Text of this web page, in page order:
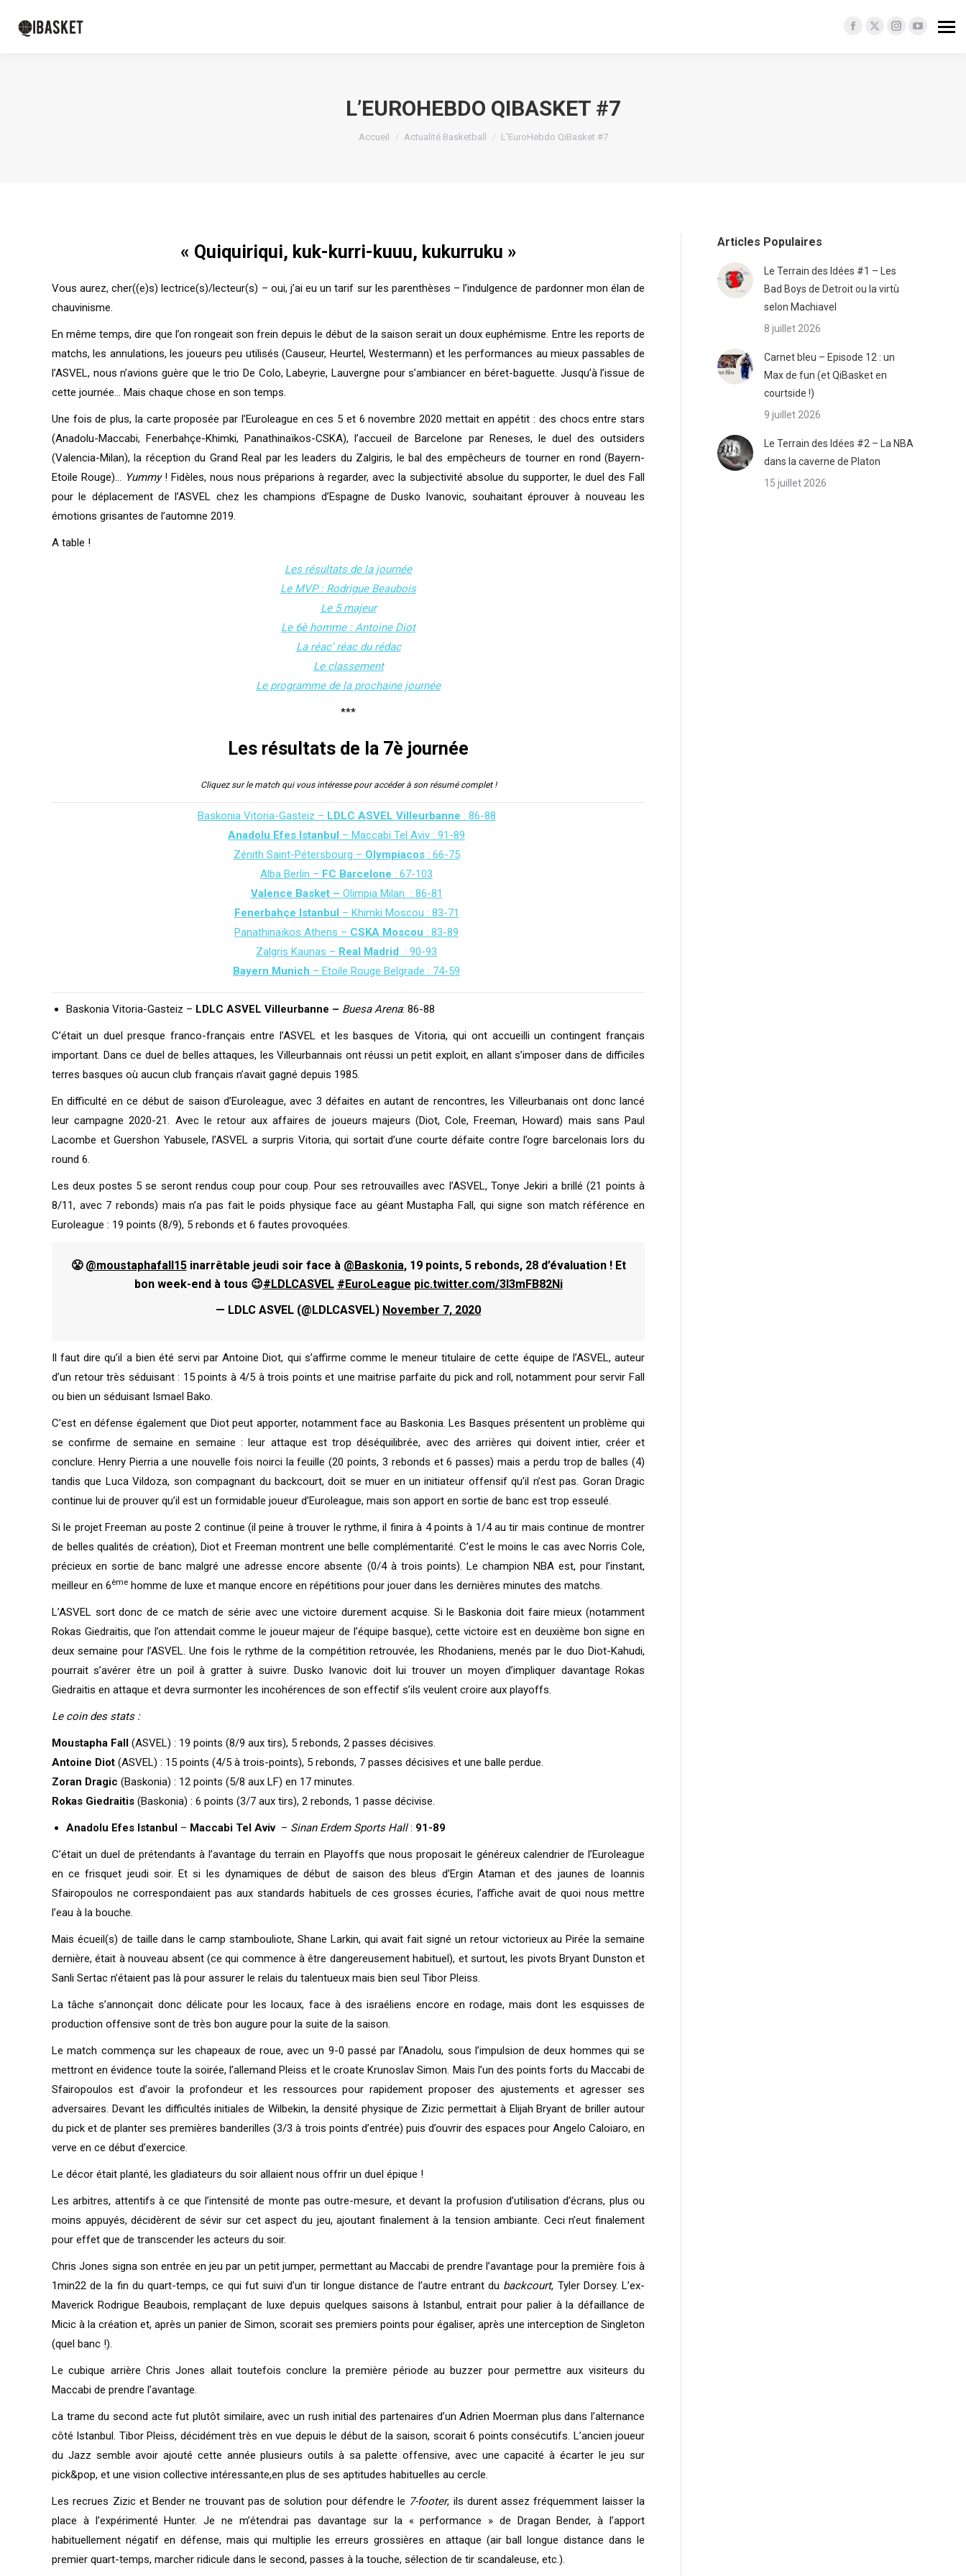
Facebook
X
Instagram
YouTube
L’EUROHEBDO QIBASKET #7
Vous êtes ici :
Accueil Actualité Basketball L’EuroHebdo QiBasket #7
« Quiquiriqui, kuk-kurri-kuuu, kukurruku »
Vous aurez, cher((e)s) lectrice(s)/lecteur(s) – oui, j’ai eu un tarif sur les parenthèses – l’indulgence de pardonner mon élan de
chauvinisme.
En même temps, dire que l’on rongeait son frein depuis le début de la saison serait un doux euphémisme. Entre les reports de
matchs, les annulations, les joueurs peu utilisés (Causeur, Heurtel, Westermann) et les performances au mieux passables de
l’ASVEL, nous n’avions guère que le trio De Colo, Labeyrie, Lauvergne pour s’ambiancer en béret-baguette. Jusqu’à l’issue de
cette journée… Mais chaque chose en son temps.
Une fois de plus, la carte proposée par l’Euroleague en ces 5 et 6 novembre 2020 mettait en appétit : des chocs entre stars
(Anadolu-Maccabi, Fenerbahçe-Khimki, Panathinaïkos-CSKA), l’accueil de Barcelone par Reneses, le duel des outsiders
(Valencia-Milan), la réception du Grand Real par les leaders du Zalgiris, le bal des empêcheurs de tourner en rond (Bayern-
Etoile Rouge)… Yummy! Fidèles, nous nous préparions à regarder, avec la subjectivité absolue du supporter, le duel des Fall
pour le déplacement de l’ASVEL chez les champions d’Espagne de Dusko Ivanovic, souhaitant éprouver à nouveau les
émotions grisantes de l’automne 2019.
A table !
Les résultats de la journée
Le MVP : Rodrigue Beaubois
Le 5 majeur
Le 6è homme : Antoine Diot
La réac’ réac du rédac
Le classement
Le programme de la prochaine journée
***
Les résultats de la 7è journée
Cliquez sur le match qui vous intéresse pour accéder à son résumé complet !
Baskonia Vitoria-Gasteiz – LDLC ASVEL Villeurbanne : 86-88
Anadolu Efes Istanbul – Maccabi Tel Aviv : 91-89
Zénith Saint-Pétersbourg – Olympiacos: 66-75
Alba Berlin – FC Barcelone : 67-103
Valence Basket – Olimpia Milan : 86-81
Fenerbahçe Istanbul – Khimki Moscou : 83-71
Panathinaïkos Athens – CSKA Moscou : 83-89
Zalgris Kaunas – Real Madrid : 90-93
Bayern Munich – Etoile Rouge Belgrade : 74-59
Baskonia Vitoria-Gasteiz – LDLC ASVEL Villeurbanne – Buesa Arena: 86-88
C’était un duel presque franco-français entre l’ASVEL et les basques de Vitoria, qui ont accueilli un contingent français
important. Dans ce duel de belles attaques, les Villeurbannais ont réussi un petit exploit, en allant s’imposer dans de difficiles
terres basques où aucun club français n’avait gagné depuis 1985.
En difficulté en ce début de saison d’Euroleague, avec 3 défaites en autant de rencontres, les Villeurbanais ont donc lancé
leur campagne 2020-21. Avec le retour aux affaires de joueurs majeurs (Diot, Cole, Freeman, Howard) mais sans Paul
Lacombe et Guershon Yabusele, l’ASVEL a surpris Vitoria, qui sortait d’une courte défaite contre l’ogre barcelonais lors du
round 6.
Les deux postes 5 se seront rendus coup pour coup. Pour ses retrouvailles avec l’ASVEL, Tonye Jekiri a brillé (21 points à
8/11, avec 7 rebonds) mais n’a pas fait le poids physique face au géant Mustapha Fall, qui signe son match référence en
Euroleague : 19 points (8/9), 5 rebonds et 6 fautes provoquées.
😤 @moustaphafall15inarrêtable jeudi soir face à @Baskonia, 19 points, 5 rebonds, 28 d’évaluation ! Et
bon week-end à tous 😉#LDLCASVEL #EuroLeague pic.twitter.com/3l3mFB82Ni
— LDLC ASVEL (@LDLCASVEL) November 7, 2020
Il faut dire qu’il a bien été servi par Antoine Diot, qui s’affirme comme le meneur titulaire de cette équipe de l’ASVEL, auteur
d’un retour très séduisant : 15 points à 4/5 à trois points et une maitrise parfaite du pick and roll, notamment pour servir Fall
ou bien un séduisant Ismael Bako.
C’est en défense également que Diot peut apporter, notamment face au Baskonia. Les Basques présentent un problème qui
se confirme de semaine en semaine : leur attaque est trop déséquilibrée, avec des arrières qui doivent intier, créer et
conclure. Henry Pierria a une nouvelle fois noirci la feuille (20 points, 3 rebonds et 6 passes) mais a perdu trop de balles (4)
tandis que Luca Vildoza, son compagnant du backcourt, doit se muer en un initiateur offensif qu’il n’est pas. Goran Dragic
continue lui de prouver qu’il est un formidable joueur d’Euroleague, mais son apport en sortie de banc est trop esseulé.
Si le projet Freeman au poste 2 continue (il peine à trouver le rythme, il finira à 4 points à 1/4 au tir mais continue de montrer
de belles qualités de création), Diot et Freeman montrent une belle complémentarité. C’est le moins le cas avec Norris Cole,
précieux en sortie de banc malgré une adresse encore absente (0/4 à trois points). Le champion NBA est, pour l’instant,
meilleur en 6ème homme de luxe et manque encore en répétitions pour jouer dans les dernières minutes des matchs.
L’ASVEL sort donc de ce match de série avec une victoire durement acquise. Si le Baskonia doit faire mieux (notamment
Rokas Giedraitis, que l’on attendait comme le joueur majeur de l’équipe basque), cette victoire est en deuxième bon signe en
deux semaine pour l’ASVEL. Une fois le rythme de la compétition retrouvée, les Rhodaniens, menés par le duo Diot-Kahudi,
pourrait s’avérer être un poil à gratter à suivre. Dusko Ivanovic doit lui trouver un moyen d’impliquer davantage Rokas
Giedraitis en attaque et devra surmonter les incohérences de son effectif s’ils veulent croire aux playoffs.
Le coin des stats :
Moustapha Fall (ASVEL) : 19 points (8/9 aux tirs), 5 rebonds, 2 passes décisives.
Antoine Diot (ASVEL) : 15 points (4/5 à trois-points), 5 rebonds, 7 passes décisives et une balle perdue.
Zoran Dragic (Baskonia) : 12 points (5/8 aux LF) en 17 minutes.
Rokas Giedraitis (Baskonia) : 6 points (3/7 aux tirs), 2 rebonds, 1 passe décivise.
Anadolu Efes Istanbul – Maccabi Tel Aviv– Sinan Erdem Sports Hall: 91-89
C’était un duel de prétendants à l’avantage du terrain en Playoffs que nous proposait le généreux calendrier de l’Euroleague
en ce frisquet jeudi soir. Et si les dynamiques de début de saison des bleus d’Ergin Ataman et des jaunes de Ioannis
Sfairopoulos ne correspondaient pas aux standards habituels de ces grosses écuries, l’affiche avait de quoi nous mettre
l’eau à la bouche.
Mais écueil(s) de taille dans le camp stambouliote, Shane Larkin, qui avait fait signé un retour victorieux au Pirée la semaine
dernière, était à nouveau absent (ce qui commence à être dangereusement habituel), et surtout, les pivots Bryant Dunston et
Sanli Sertac n’étaient pas là pour assurer le relais du talentueux mais bien seul Tibor Pleiss.
La tâche s’annonçait donc délicate pour les locaux, face à des israéliens encore en rodage, mais dont les esquisses de
production offensive sont de très bon augure pour la suite de la saison.
Le match commença sur les chapeaux de roue, avec un 9-0 passé par l’Anadolu, sous l’impulsion de deux hommes qui se
mettront en évidence toute la soirée, l’allemand Pleiss et le croate Krunoslav Simon. Mais l’un des points forts du Maccabi de
Sfairopoulos est d’avoir la profondeur et les ressources pour rapidement proposer des ajustements et agresser ses
adversaires. Devant les difficultés initiales de Wilbekin, la densité physique de Zizic permettait à Elijah Bryant de briller autour
du pick et de planter ses premières banderilles (3/3 à trois points d’entrée) puis d’ouvrir des espaces pour Angelo Caloiaro, en
verve en ce début d’exercice.
Le décor était planté, les gladiateurs du soir allaient nous offrir un duel épique !
Les arbitres, attentifs à ce que l’intensité de monte pas outre-mesure, et devant la profusion d’utilisation d’écrans, plus ou
moins appuyés, décidèrent de sévir sur cet aspect du jeu, ajoutant finalement à la tension ambiante. Ceci n’eut finalement
pour effet que de transcender les acteurs du soir.
Chris Jones signa son entrée en jeu par un petit jumper, permettant au Maccabi de prendre l’avantage pour la première fois à
1min22 de la fin du quart-temps, ce qui fut suivi d’un tir longue distance de l’autre entrant du backcourt, Tyler Dorsey. L’ex-
Maverick Rodrigue Beaubois, remplaçant de luxe depuis quelques saisons à Istanbul, entrait pour palier à la défaillance de
Micic à la création et, après un panier de Simon, scorait ses premiers points pour égaliser, après une interception de Singleton
(quel banc !).
Le cubique arrière Chris Jones allait toutefois conclure la première période au buzzer pour permettre aux visiteurs du
Maccabi de prendre l’avantage.
La trame du second acte fut plutôt similaire, avec un rush initial des partenaires d’un Adrien Moerman plus dans l’alternance
côté Istanbul. Tibor Pleiss, décidément très en vue depuis le début de la saison, scorait 6 points consécutifs. L’ancien joueur
du Jazz semble avoir ajouté cette année plusieurs outils à sa palette offensive, avec une capacité à écarter le jeu sur
pick&pop, et une vision collective intéressante,en plus de ses aptitudes habituelles au cercle.
Les recrues Zizic et Bender ne trouvant pas de solution pour défendre le 7-footer, ils durent assez fréquemment laisser la
place à l’expérimenté Hunter. Je ne m’étendrai pas davantage sur la « performance » de Dragan Bender, à l’apport
habituellement négatif en défense, mais qui multiplie les erreurs grossières en attaque (air ball longue distance dans le
premier quart-temps, marcher ridicule dans le second, passes à la touche, sélection de tir scandaleuse, etc.).
Articles Populaires
Le Terrain des Idées #1 – Les
Bad Boys de Detroit ou la virtù
selon Machiavel
8 juillet 2026
Carnet bleu – Episode 12 : un
Max de fun (et QiBasket en
courtside !)
9 juillet 2026
Le Terrain des Idées #2 – La NBA
dans la caverne de Platon
15 juillet 2026